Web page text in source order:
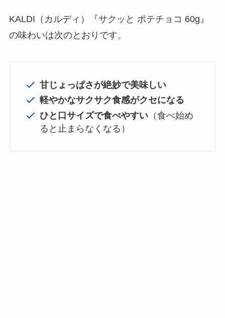
KALDI（カルディ）『サクッと ポテチョコ 60g』
の味わいは次のとおりです。
甘じょっぱさが絶妙で美味しい
軽やかなサクサク食感がクセになる
ひと口サイズで食べやすい （食べ始め
ると止まらなくなる）